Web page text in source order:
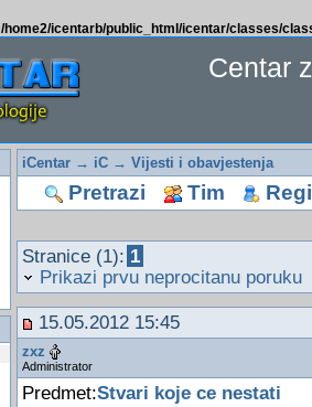
/home2/icentarb/public_html/icentar/classes/
Centar
iCentar→ iC→ Vijesti i obavjestenja
Pretrazi Tim
Stranice (1): 1
Prikazi prvu neprocitanu poruku
15.05.2012 15:45
zxz
Administrator
Predmet:Stvari koje ce nestati